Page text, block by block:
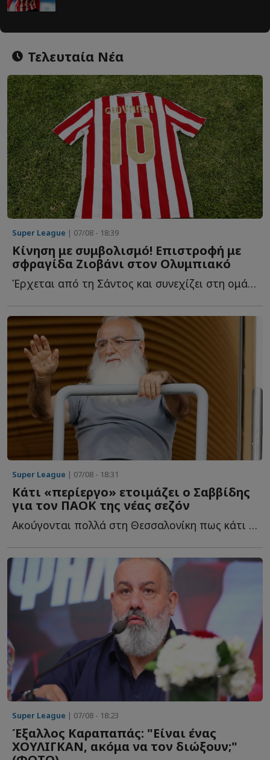
Τελευταία Νέα
Super League | 07/08 - 18:39
Κίνηση με συμβολισμό! Επιστροφή με
σφραγίδα Ζιοβάνι στον Ολυμπιακό
Έρχεται από τη Σάντος και συνεχίζει στη ομάδα του Πειραιά μ...
Super League | 07/08 - 18:31
Κάτι «περίεργο» ετοιμάζει ο Σαββίδης
για τον ΠΑΟΚ της νέας σεζόν
Ακούγονται πολλά στη Θεσσαλονίκη πως κάτι «περίεργο» ε...
Super League | 07/08 - 18:23
Έξαλλος Καραπαπάς: "Είναι ένας
ΧΟΥΛΙΓΚΑΝ, ακόμα να τον διώξουν;"